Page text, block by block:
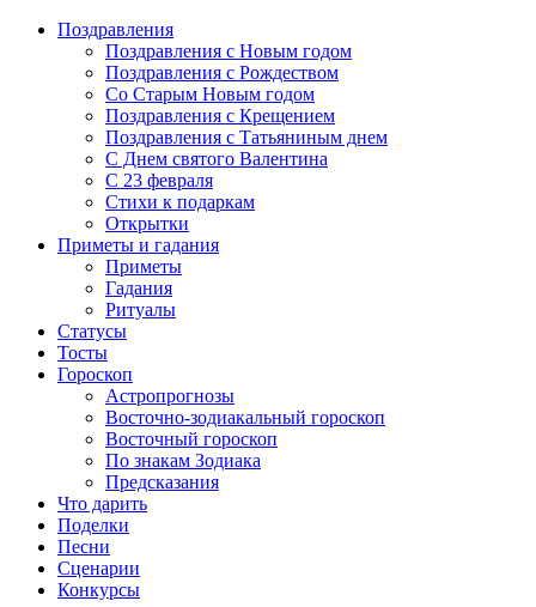
Поздравления
Поздравления с Новым годом
Поздравления с Рождеством
Со Старым Новым годом
Поздравления с Крещением
Поздравления с Татьяниным днем
С Днем святого Валентина
C 23 февраля
Стихи к подаркам
Открытки
Приметы и гадания
Приметы
Гадания
Ритуалы
Статусы
Тосты
Гороскоп
Астропрогнозы
Восточно-зодиакальный гороскоп
Восточный гороскоп
По знакам Зодиака
Предсказания
Что дарить
Поделки
Песни
Сценарии
Конкурсы